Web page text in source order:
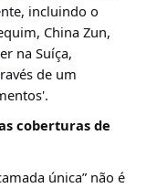
incluindo o
China Zun,
na Suíça,
de um
coberturas de
única” não é